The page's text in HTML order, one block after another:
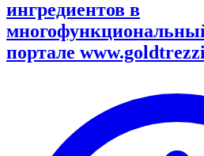
ингредиентов в
портале